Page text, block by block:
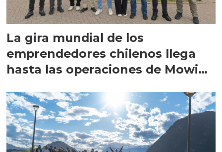
La gira mundial de los
emprendedores chilenos llega
hasta las operaciones de Mowi